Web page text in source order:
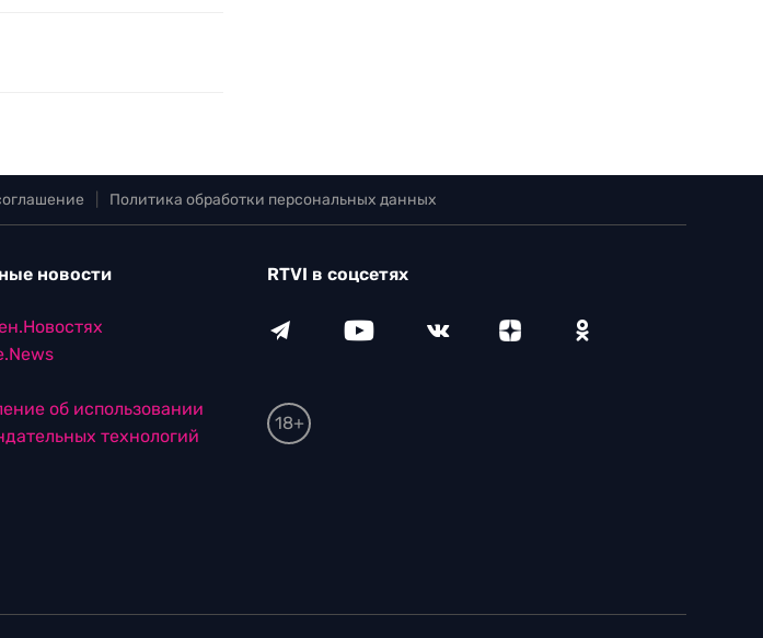
Политика обработки персональных данных
новости
об использовании
технологий
RTVI в соцсетях
18+